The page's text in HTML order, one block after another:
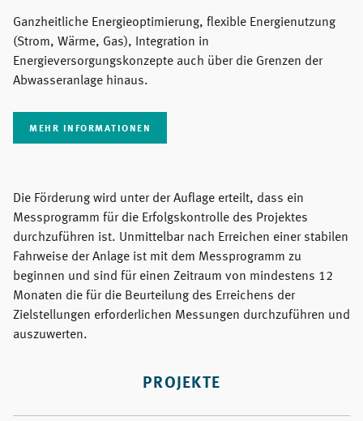
Ganzheitliche Energieoptimierung, flexible Energienutzung
(Strom, Wärme, Gas), Integration in
Energieversorgungskonzepte auch über die Grenzen der
Abwasseranlage hinaus.
MEHR INFORMATIONEN
Die Förderung wird unter der Auflage erteilt, dass ein
Messprogramm für die Erfolgskontrolle des Projektes
durchzuführen ist. Unmittelbar nach Erreichen einer stabilen
Fahrweise der Anlage ist mit dem Messprogramm zu
beginnen und sind für einen Zeitraum von mindestens 12
Monaten die für die Beurteilung des Erreichens der
Zielstellungen erforderlichen Messungen durchzuführen und
auszuwerten.
PROJEKTE